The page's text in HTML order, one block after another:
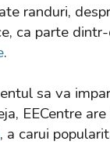
randuri,
ca parte
.
sa va
EECentre
, a carui